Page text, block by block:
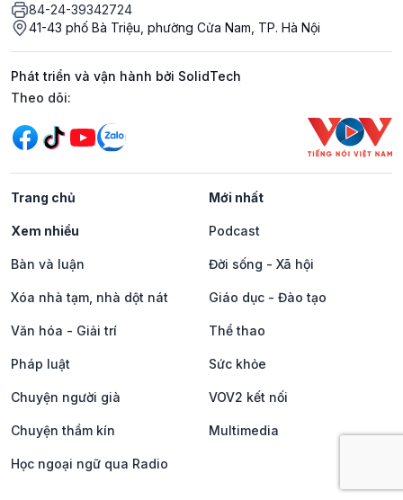
84-24-39342724
41-43 phố Bà Triệu, phường Cửa Nam, TP. Hà Nội
Phát triển và vận hành bởi SolidTech
Mạng xã hội
Theo dõi:
Trang chủ Mới nhất
Xem nhiều Podcast
Bàn và luận Đời sống - Xã hội
Xóa nhà tạm, nhà dột nát Giáo dục - Đào tạo
Văn hóa - Giải trí Thể thao
Pháp luật Sức khỏe
Chuyện người già VOV2 kết nối
Chuyện thầm kín Multimedia
Học ngoại ngữ qua Radio